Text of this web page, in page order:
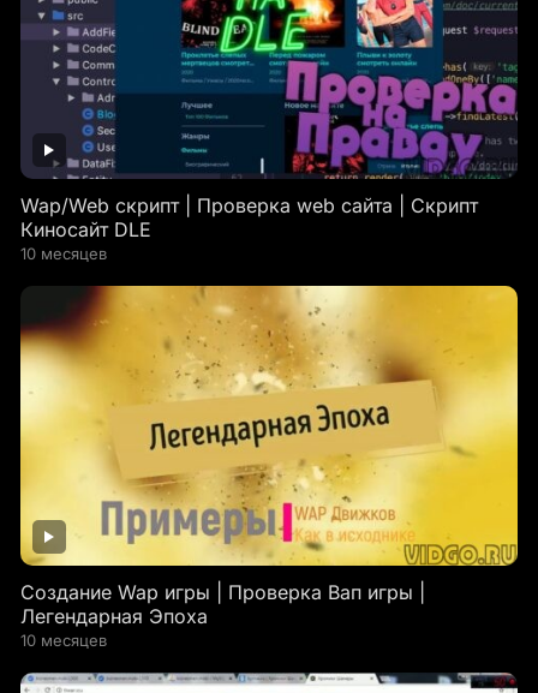
Wap/Web скрипт | Проверка web сайта | Скрипт
Киносайт DLE
10 месяцев
Создание Wap игры | Проверка Вап игры |
Легендарная Эпоха
10 месяцев